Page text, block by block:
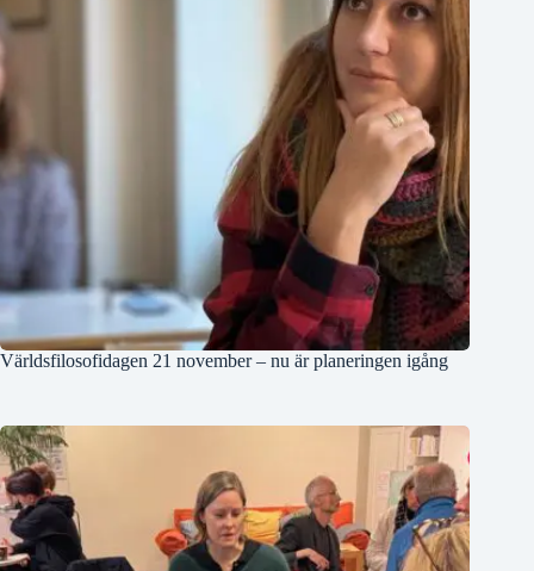
Världsfilosofidagen 21 november – nu är planeringen igång